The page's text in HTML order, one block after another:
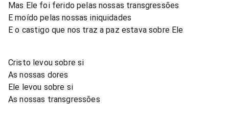
Mas Ele foi ferido pelas nossas transgressões
E moído pelas nossas iniquidades
E o castigo que nos traz a paz estava sobre Ele
Cristo levou sobre si
As nossas dores
Ele levou sobre si
As nossas transgressões